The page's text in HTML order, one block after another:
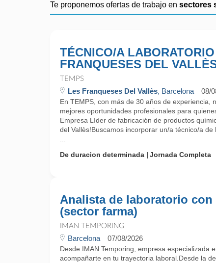
Te proponemos ofertas de trabajo en sectores
TÉCNICO/A
FRANQUESES DEL
TEMPS
Les Franqueses Del Vallès, Barcelona 08/
En TEMPS, con más de 30 años de experiencia,
mejores oportunidades profesionales para
Empresa Líder de fabricación de productos
del Vallès!Buscamos incorporar un/a técnico/a
De duracion determinada
Jornada Completa
Analista de laboratorio con
(sector farma)
IMAN TEMPORING
Barcelona 07/08/2026
Desde IMAN Temporing, empresa especializada
acompañarte en tu trayectoria laboral.Desde la